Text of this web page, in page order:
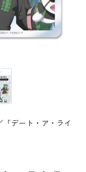
「デート・ア・ライ